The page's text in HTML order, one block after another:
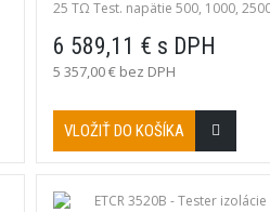
25 TΩ Test. napätie 500, 1000,
DAR, DD Prepočet na ref. teplotu,
test, pozvoľný nárast Alarmy,
6 589,11 € s DPH
5 357,00 € bez DPH
VLOŽIŤ DO KOŠÍKA